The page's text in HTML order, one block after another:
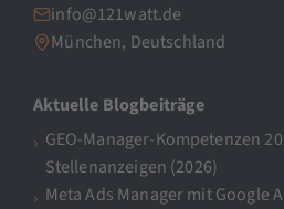
info@121watt.de
München, Deutschland
Aktuelle Blogbeiträge
GEO-Manager-Kompetenzen
Stellenanzeigen (2026)
Meta Ads Manager mit Google